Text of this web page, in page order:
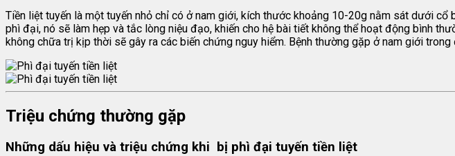
Tiền liệt tuyến là một tuyến nhỏ chỉ có ở nam giới, kích thước khoảng 10-20g nằm sát dưới
phì đại, nó sẽ làm hẹp và tắc lòng niệu đạo, khiến cho hệ bài tiết không thể hoạt động bình
không chữa trị kịp thời sẽ gây ra các biến chứng nguy hiểm. Bệnh thường gặp ở nam giới
Triệu chứng thường gặp
Những dấu hiệu và triệu chứng khi bị phì đại tuyến tiền liệt